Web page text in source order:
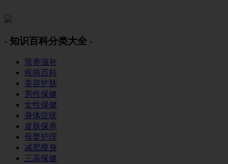
- 知识百科分类大全 -
营养滋补
疾病百科
美容护肤
男性保健
女性保健
身体症状
皮肤保养
母婴护理
减肥瘦身
三高保健